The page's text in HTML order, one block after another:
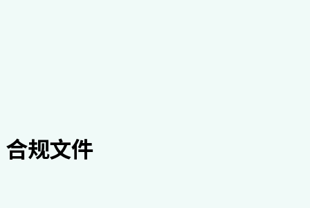
合规文件